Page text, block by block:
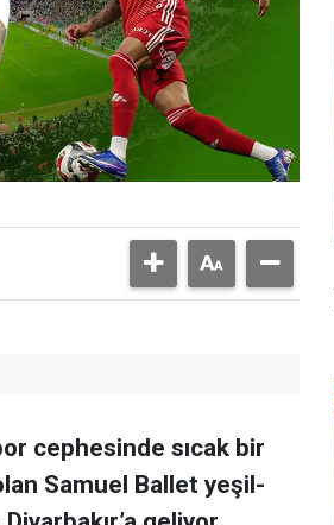
cephesinde sıcak bir
Samuel Ballet yeşil-